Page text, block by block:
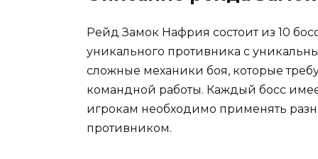
Рейд Замок Нафрия состоит из 10
уникального противника с
сложные механики боя, которые
командной работы. Каждый босс
игрокам необходимо применять
противником.